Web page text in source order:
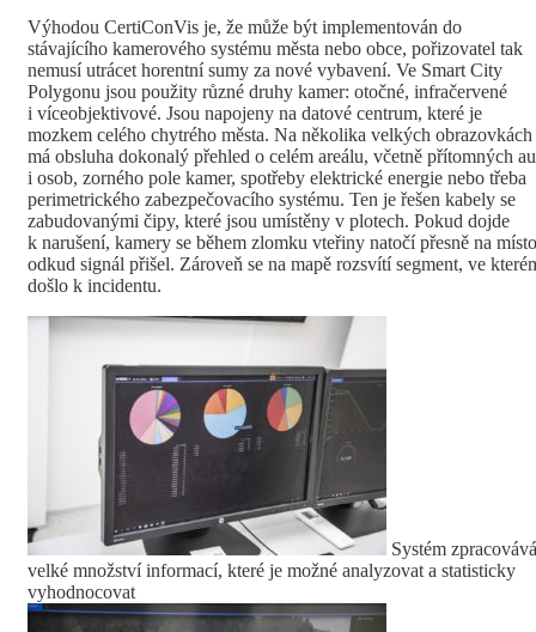
Výhodou CertiConVis je, že může být implementován do
stávajícího kamerového systému města nebo obce, pořizovatel tak
nemusí utrácet horentní sumy za nové vybavení. Ve Smart City
Polygonu jsou použity různé druhy kamer: otočné, infračervené
i víceobjektivové. Jsou napojeny na datové centrum, které je
mozkem celého chytrého města. Na několika velkých obrazovkách
má obsluha dokonalý přehled o celém areálu, včetně přítomných
i osob, zorného pole kamer, spotřeby elektrické energie nebo třeba
perimetrického zabezpečovacího systému. Ten je řešen kabely se
zabudovanými čipy, které jsou umístěny v plotech. Pokud dojde
k narušení, kamery se během zlomku vteřiny natočí přesně na
odkud signál přišel. Zároveň se na mapě rozsvítí segment, ve
došlo k incidentu.
Systém zpracovává
velké množství informací, které je možné analyzovat a statisticky
vyhodnocovat